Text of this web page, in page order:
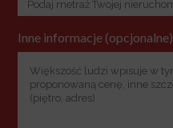
Inne informacje (opcjonalne)